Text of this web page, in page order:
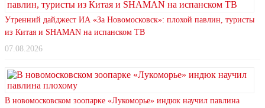
Утренний дайджест ИА «За Новомосковск»: плохой павлин, туристы
из Китая и SHAMAN на испанском ТВ
07.08.2026
В новомосковском зоопарке «Лукоморье» индюк научил павлина